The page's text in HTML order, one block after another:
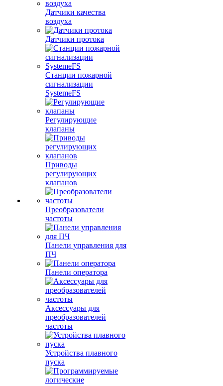
Датчики качества
воздуха
Датчики протока
Станции пожарной
сигнализации
SystemeFS
Регулирующие
клапаны
Приводы
регулирующих
клапанов
Преобразователи
частоты
Панели управления для
ПЧ
Панели оператора
Аксессуары для
преобразователей
частоты
Устройства плавного
пуска